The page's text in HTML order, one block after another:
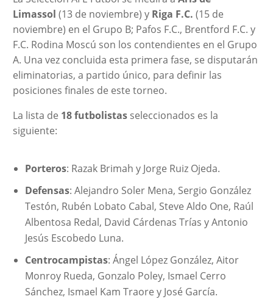
Limassol (13 de noviembre) y Riga F.C. (15 de
noviembre) en el Grupo B; Pafos F.C., Brentford F.C. y
F.C. Rodina Moscú son los contendientes en el Grupo
A. Una vez concluida esta primera fase, se disputarán
eliminatorias, a partido único, para definir las
posiciones finales de este torneo.
La lista de 18 futbolistasseleccionados es la
siguiente:
Porteros: Razak Brimah y Jorge Ruiz Ojeda.
Defensas: Alejandro Soler Mena, Sergio González
Testón, Rubén Lobato Cabal, Steve Aldo One, Raúl
Albentosa Redal, David Cárdenas Trías y Antonio
Jesús Escobedo Luna.
Centrocampistas: Ángel López González, Aitor
Monroy Rueda, Gonzalo Poley, Ismael Cerro
Sánchez, Ismael Kam Traore y José García.